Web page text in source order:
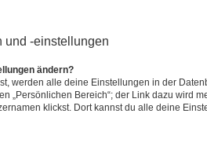
und -einstellungen
ändern?
werden alle deine Einstellungen in der
„Persönlichen Bereich“; der Link dazu wird
klickst. Dort kannst du alle deine